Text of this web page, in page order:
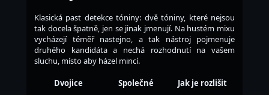
Klasická past detekce tóniny: dvě tóniny, které nejsou
tak docela špatně, jen se jinak jmenují. Na hustém mixu
vycházejí téměř nastejno, a tak nástroj pojmenuje
druhého kandidáta a nechá rozhodnutí na vašem
sluchu, místo aby házel mincí.
Dvojice Společné Jak je rozlišit